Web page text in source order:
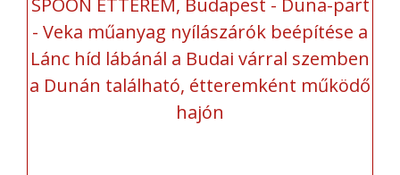
- Veka műanyag nyílászárók beépítése a
Lánc híd lábánál a Budai várral szemben
a Dunán található, étteremként működő
hajón